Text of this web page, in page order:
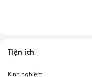
Tiện ích
Kinh nghiệm